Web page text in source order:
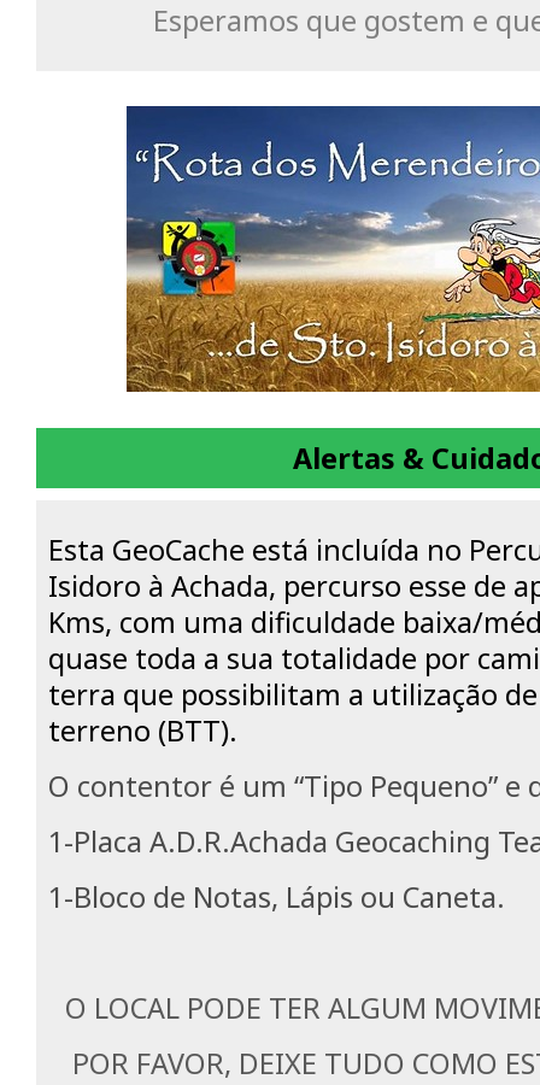
Esperamos que gostem e
Alertas &
Esta GeoCache está incluída no
Isidoro à Achada, percurso esse de
Kms, com uma dificuldade baixa/
quase toda a sua totalidade por
terra que possibilitam a utilização
terreno (BTT).
O contentor é um “Tipo Pequeno” e
1-Placa A.D.R.Achada Geocaching
1-Bloco de Notas, Lápis ou Caneta.
O LOCAL PODE TER ALGUM
POR FAVOR, DEIXE TUDO COMO